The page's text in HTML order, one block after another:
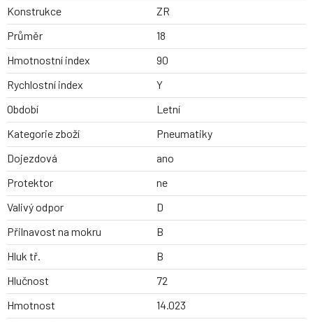
Konstrukce
ZR
Průměr
18
Hmotnostní index
90
Rychlostní index
Y
Období
Letní
Kategorie zboží
Pneumatiky
Dojezdová
ano
Protektor
ne
Valivý odpor
D
Přilnavost na mokru
B
Hluk tř.
B
Hlučnost
72
Hmotnost
14.023